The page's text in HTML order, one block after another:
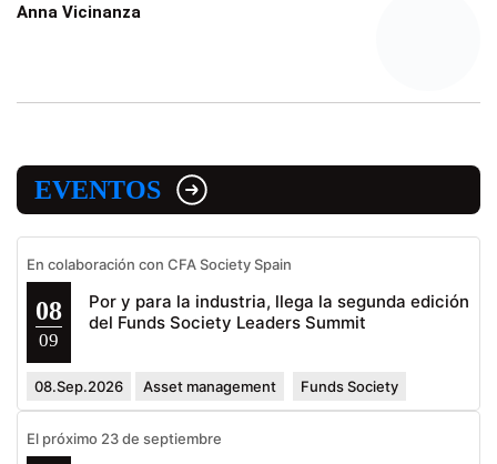
Anna Vicinanza
EVENTOS
En colaboración con CFA Society Spain
08
09
Por y para la industria, llega la segunda edición
del Funds Society Leaders Summit
08.Sep.2026 Asset management Funds Society
El próximo 23 de septiembre